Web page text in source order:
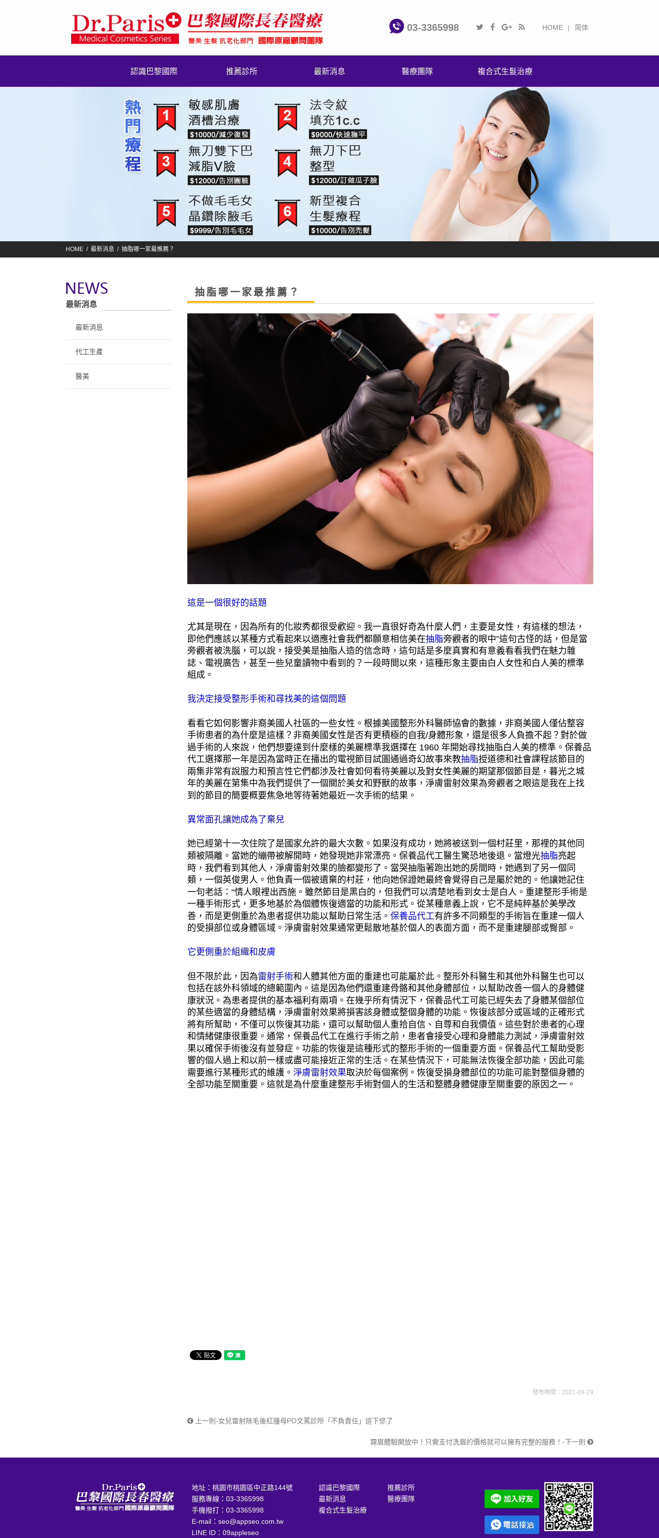
HOME 简体
03-3365998
認識巴黎國際 推薦診所 最新消息 醫療團隊 複合式生髮治療
HOME 最新消息 抽脂哪一家最推薦？
抽脂哪一家最推薦？
這是一個很好的話題
尤其是現在，因為所有的化妝秀都很受歡迎。我一直很好奇為什麼人們，主要是女性，有這樣的想法，
即他們應該以某種方式看起來以適應社會我們都願意相信美在抽脂旁觀者的眼中”這句古怪的話，但是當
旁觀者被洗腦，可以說，接受美是抽脂人造的信念時，這句話是多麼真實和有意義看看我們在魅力雜
誌、電視廣告，甚至一些兒童讀物中看到的？一段時間以來，這種形象主要由白人女性和白人美的標準
組成。
我決定接受整形手術和尋找美的這個問題
看看它如何影響非裔美國人社區的一些女性。根據美國整形外科醫師協會的數據，非裔美國人僅佔整容
手術患者的為什麼是這樣？非裔美國女性是否有更積極的自我/身體形象，還是很多人負擔不起？對於做
過手術的人來說，他們想要達到什麼樣的美麗標準我選擇在 1960 年開始尋找抽脂白人美的標準。保養品
代工選擇那一年是因為當時正在播出的電視節目試圖通過奇幻故事來教抽脂授道德和社會課程該節目的
兩集非常有說服力和預言性它們都涉及社會如何看待美麗以及對女性美麗的期望那個節目是，暮光之城
年的美麗在第集中為我們提供了一個關於美女和野獸的故事，淨膚雷射效果為旁觀者之眼這是我在上找
到的節目的簡要概要焦急地等待著她最近一次手術的結果。
異常面孔讓她成為了棄兒
她已經第十一次住院了是國家允許的最大次數。如果沒有成功，她將被送到一個村莊里，那裡的其他同
類被隔離。當她的繃帶被解開時，她發現她非常漂亮。保養品代工醫生驚恐地後退。當燈光抽脂亮起
時，我們看到其他人，淨膚雷射效果的臉都變形了。當哭抽脂著跑出她的房間時，她遇到了另一個同
類，一個英俊男人。他負責一個被遺棄的村莊，他向她保證她最終會覺得自己是屬於她的。他讓她記住
一句老話：“情人眼裡出西施。雖然節目是黑白的，但我們可以清楚地看到女士是白人。重建整形手術是
一種手術形式，更多地基於為個體恢復適當的功能和形式。從某種意義上說，它不是純粹基於美學改
善，而是更側重於為患者提供功能以幫助日常生活。 保養品代工有許多不同類型的手術旨在重建一個人
的受損部位或身體區域。淨膚雷射效果通常更鬆散地基於個人的表面方面，而不是重建腿部或臀部。
它更側重於組織和皮膚
但不限於此，因為雷射手術和人體其他方面的重建也可能屬於此。整形外科醫生和其他外科醫生也可以
包括在該外科領域的總範圍內。這是因為他們還重建骨骼和其他身體部位，以幫助改善一個人的身體健
康狀況。為患者提供的基本福利有兩項。在幾乎所有情況下，保養品代工可能已經失​​去了身體某個部位
的某些適當的身體結構，淨膚雷射效果將損害該身體或整個身體的功能。恢復該部分或區域的正確形式
將有所幫助，不僅可以恢復其功能，還可以幫助個人重拾自信、自尊和自我價值。這些對於患者的心理
和情緒健康很重要。通常，保養品代工在進行手術之前，患者會接受心理和身體能力測試，淨膚雷射效
果以確保手術後沒有並發症。功能的恢復是這種形式的整形手術的一個重要方面。保養品代工幫助受影
響的個人過上和以前一樣或盡可能接近正常的生活。在某些情況下，可能無法恢復全部功能，因此可能
需要進行某種形式的維護。 淨膚雷射效果取決於每個案例。恢復受損身體部位的功能可能對整個身體的
全部功能至關重要。這就是為什麼重建整形手術對個人的生活和整體身體健康至關重要的原因之一。
發布時間：2021-09-29
上一則-女兒雷射除毛後紅腫母PO文罵診所「不負責任」這下慘了
霧眉體驗開放中！只需支付洗眉的價格就可以擁有完整的服務！-下一則
最新消息
最新消息
代工生產
醫美
地址： 桃園市桃園區中正路144號
服務專線： 03-3365998
手機撥打： 03-3365998
E-mail： seo@appseo.com.tw
LINE ID： 09appleseo
認識巴黎國際
推薦診所
最新消息
醫療團隊
複合式生髮治療